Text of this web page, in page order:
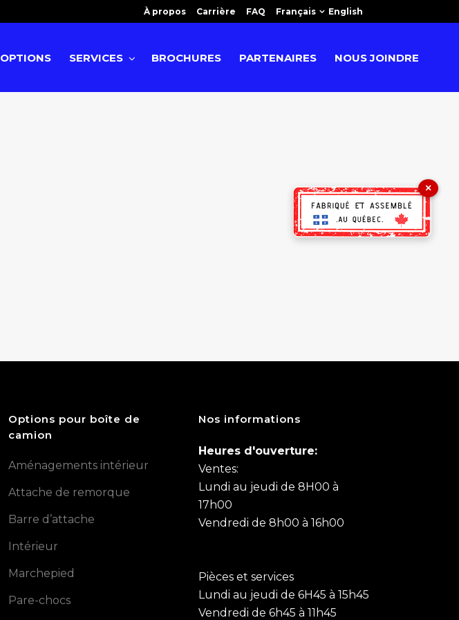
À propos Carrière FAQ Français English
OPTIONS SERVICES BROCHURES PARTENAIRES NOUS JOINDRE
Options pour boîte de
camion
Aménagements intérieur
Attache de remorque
Barre d’attache
Intérieur
Marchepied
Pare-chocs
Nos informations
Heures d'ouverture:
Ventes:
Lundi au jeudi de 8H00 à
17h00
Vendredi de 8h00 à 16h00
Pièces et services
Lundi au jeudi de 6H45 à 15h45
Vendredi de 6h45 à 11h45
×